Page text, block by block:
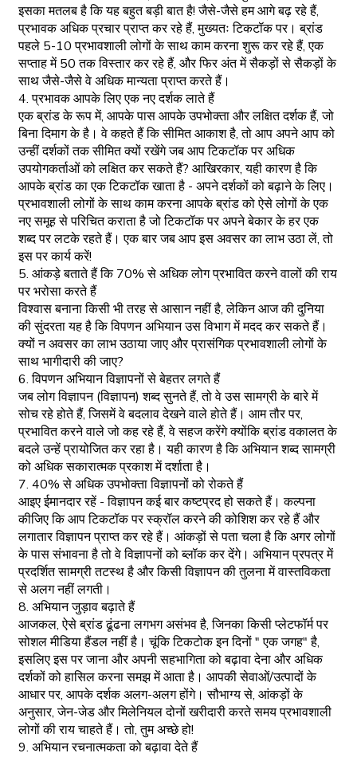
इसका मतलब है कि यह बहुत बड़ी बात है! जैसे-जैसे हम आगे बढ़ रहे हैं,
प्रभावक अधिक प्रचार प्राप्त कर रहे हैं, मुख्यतः टिकटॉक पर। ब्रांड
पहले 5-10 प्रभावशाली लोगों के साथ काम करना शुरू कर रहे हैं, एक
सप्ताह में 50 तक विस्तार कर रहे हैं, और फिर अंत में सैकड़ों से सैकड़ों के
साथ जैसे-जैसे वे अधिक मान्यता प्राप्त करते हैं।
4. प्रभावक आपके लिए एक नए दर्शक लाते हैं
एक ब्रांड के रूप में, आपके पास आपके उपभोक्ता और लक्षित दर्शक हैं, जो
बिना दिमाग के है। वे कहते हैं कि सीमित आकाश है, तो आप अपने आप को
उन्हीं दर्शकों तक सीमित क्यों रखेंगे जब आप टिकटॉक पर अधिक
उपयोगकर्ताओं को लक्षित कर सकते हैं? आखिरकार, यही कारण है कि
आपके ब्रांड का एक टिकटॉक खाता है - अपने दर्शकों को बढ़ाने के लिए।
प्रभावशाली लोगों के साथ काम करना आपके ब्रांड को ऐसे लोगों के एक
नए समूह से परिचित कराता है जो टिकटॉक पर अपने बेकार के हर एक
शब्द पर लटके रहते हैं। एक बार जब आप इस अवसर का लाभ उठा लें, तो
इस पर कार्य करें!
5. आंकड़े बताते हैं कि 70% से अधिक लोग प्रभावित करने वालों की राय
पर भरोसा करते हैं
विश्वास बनाना किसी भी तरह से आसान नहीं है, लेकिन आज की दुनिया
की सुंदरता यह है कि विपणन अभियान उस विभाग में मदद कर सकते हैं।
क्यों न अवसर का लाभ उठाया जाए और प्रासंगिक प्रभावशाली लोगों के
साथ भागीदारी की जाए?
6. विपणन अभियान विज्ञापनों से बेहतर लगते हैं
जब लोग विज्ञापन (विज्ञापन) शब्द सुनते हैं, तो वे उस सामग्री के बारे में
सोच रहे होते हैं, जिसमें वे बदलाव देखने वाले होते हैं। आम तौर पर,
प्रभावित करने वाले जो कह रहे हैं, वे सहज करेंगे क्योंकि ब्रांड वकालत के
बदले उन्हें प्रायोजित कर रहा है। यही कारण है कि अभियान शब्द सामग्री
को अधिक सकारात्मक प्रकाश में दर्शाता है।
7. 40% से अधिक उपभोक्ता विज्ञापनों को रोकते हैं
आइए ईमानदार रहें - विज्ञापन कई बार कष्टप्रद हो सकते हैं। कल्पना
कीजिए कि आप टिकटॉक पर स्क्रॉल करने की कोशिश कर रहे हैं और
लगातार विज्ञापन प्राप्त कर रहे हैं। आंकड़ों से पता चला है कि अगर लोगों
के पास संभावना है तो वे विज्ञापनों को ब्लॉक कर देंगे। अभियान प्रपत्र में
प्रदर्शित सामग्री तटस्थ है और किसी विज्ञापन की तुलना में वास्तविकता
से अलग नहीं लगती।
8. अभियान जुड़ाव बढ़ाते हैं
आजकल, ऐसे ब्रांड ढूंढना लगभग असंभव है, जिनका किसी प्लेटफॉर्म पर
सोशल मीडिया हैंडल नहीं है। चूंकि टिकटोक इन दिनों " एक जगह" है,
इसलिए इस पर जाना और अपनी सहभागिता को बढ़ावा देना और अधिक
दर्शकों को हासिल करना समझ में आता है। आपकी सेवाओं/उत्पादों के
आधार पर, आपके दर्शक अलग-अलग होंगे। सौभाग्य से, आंकड़ों के
अनुसार, जेन-जेड और मिलेनियल दोनों खरीदारी करते समय प्रभावशाली
लोगों की राय चाहते हैं। तो, तुम अच्छे हो!
9. अभियान रचनात्मकता को बढ़ावा देते हैं